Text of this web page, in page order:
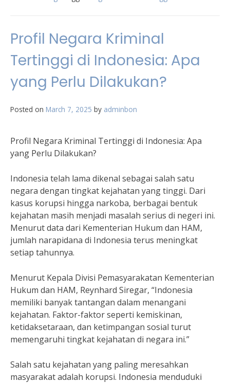
Profil Negara Kriminal
Tertinggi di Indonesia: Apa
yang Perlu Dilakukan?
Posted on March 7, 2025 by adminbon
Profil Negara Kriminal Tertinggi di Indonesia: Apa
yang Perlu Dilakukan?
Indonesia telah lama dikenal sebagai salah satu
negara dengan tingkat kejahatan yang tinggi. Dari
kasus korupsi hingga narkoba, berbagai bentuk
kejahatan masih menjadi masalah serius di negeri ini.
Menurut data dari Kementerian Hukum dan HAM,
jumlah narapidana di Indonesia terus meningkat
setiap tahunnya.
Menurut Kepala Divisi Pemasyarakatan Kementerian
Hukum dan HAM, Reynhard Siregar, “Indonesia
memiliki banyak tantangan dalam menangani
kejahatan. Faktor-faktor seperti kemiskinan,
ketidaksetaraan, dan ketimpangan sosial turut
memengaruhi tingkat kejahatan di negara ini.”
Salah satu kejahatan yang paling meresahkan
masyarakat adalah korupsi. Indonesia menduduki